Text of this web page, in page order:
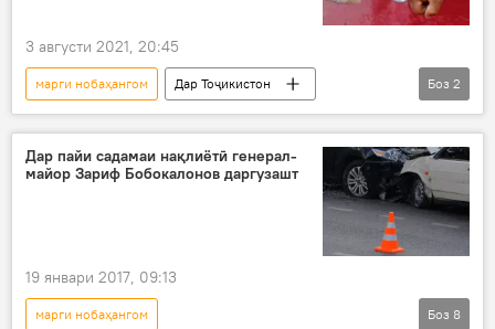
3 августи 2021, 20:45
марги нобаҳангом
Дар Тоҷикистон
Тандурустӣ
коронавирус
Боз 2
Дар пайи садамаи нақлиётӣ генерал-
майор Зариф Бобокалонов даргузашт
19 январи 2017, 09:13
марги нобаҳангом
Боз 8